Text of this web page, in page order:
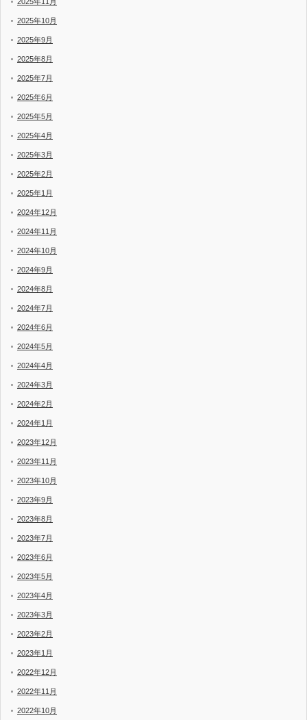
2025年10月
2025年9月
2025年8月
2025年7月
2025年6月
2025年5月
2025年4月
2025年3月
2025年2月
2025年1月
2024年12月
2024年11月
2024年10月
2024年9月
2024年8月
2024年7月
2024年6月
2024年5月
2024年4月
2024年3月
2024年2月
2024年1月
2023年12月
2023年11月
2023年10月
2023年9月
2023年8月
2023年7月
2023年6月
2023年5月
2023年4月
2023年3月
2023年2月
2023年1月
2022年12月
2022年11月
2022年10月